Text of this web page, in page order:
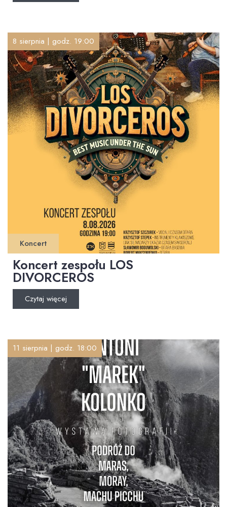
8 sierpnia | godz. 19:00
Koncert
Koncert zespołu LOS
DIVORCEROS
Czytaj więcej
11 sierpnia | godz. 18:00